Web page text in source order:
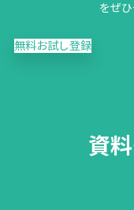
をぜ
無料お試し登録
資